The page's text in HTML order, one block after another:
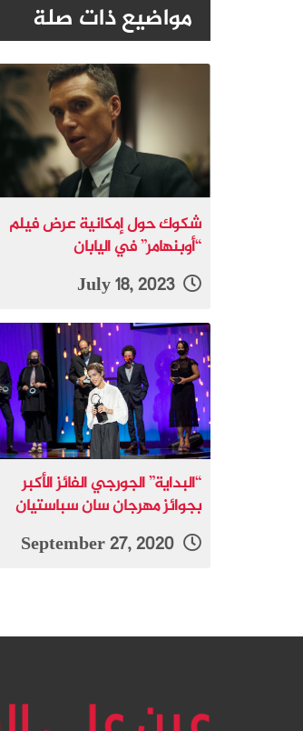
مواضيع ذات صلة
شكوك حول إمكانية عرض فيلم
“أوبنهامر” في اليابان
July 18, 2023
“البداية” الجورجي الفائز الأكبر
بجوائز مهرجان سان سباستيان